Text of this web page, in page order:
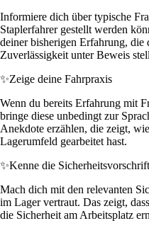
Informiere dich über typische
Staplerfahrer gestellt werden
deiner bisherigen Erfahrung,
Zuverlässigkeit unter Beweis
✨Zeige deine Fahrpraxis
Wenn du bereits Erfahrung mit
bringe diese unbedingt zur
Anekdote erzählen, die zeigt,
Lagerumfeld gearbeitet hast.
✨Kenne die
Mach dich mit den relevanten
im Lager vertraut. Das zeigt,
die Sicherheit am Arbeitsplatz